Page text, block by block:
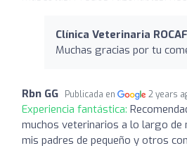
Clínica Veterinaria
Muchas gracias por tu
Rbn GG Publicada en 2 years
Experiencia fantástica:
muchos veterinarios a lo largo de
mis padres de pequeño y otros